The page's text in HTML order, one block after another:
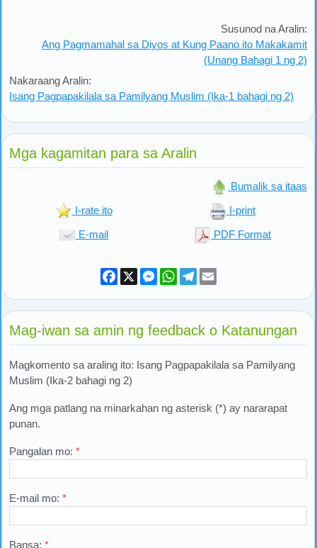
Nakaraang Aralin:
Isang Pagpapakilala sa Pamilyang Muslim (Ika-1 bahagi ng 2)
Susunod na Aralin:
Ang Pagmamahal sa Diyos at Kung Paano ito Makakamit
(Unang Bahagi 1 ng 2)
Mga kagamitan para sa Aralin
Bumalik sa itaas
I-rate ito I-print
E-mail PDF Format
Facebook
X Messenger
WhatsApp
Telegram
Mag-iwan sa amin ng feedback o Katanungan
Magkomento sa araling ito: Isang Pagpapakilala sa Pamilyang
Muslim (Ika-2 bahagi ng 2)
Ang mga patlang na minarkahan ng asterisk (*) ay nararapat
punan.
Pangalan mo: *
E-mail mo: *
Bansa: *